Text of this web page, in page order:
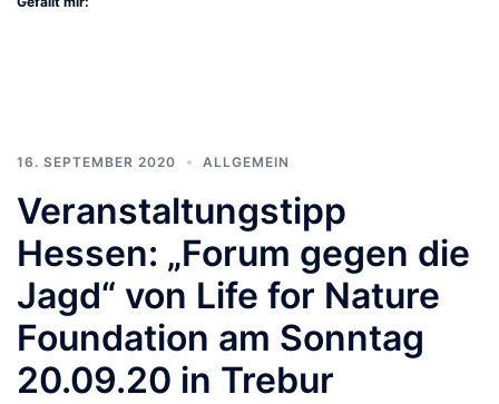
16. SEPTEMBER 2020 ALLGEMEIN
Veranstaltungstipp
Hessen: „Forum gegen die
Jagd“ von Life for Nature
Foundation am Sonntag
20.09.20 in Trebur